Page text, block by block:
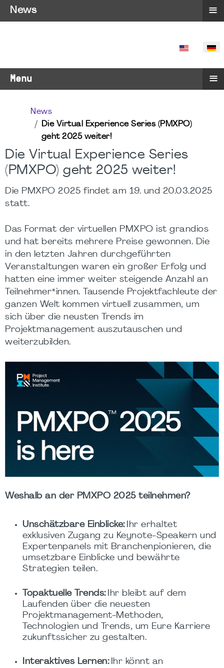
SPRACHE
Menu ≡
News
Die Virtual Experience Series (PMXPO)
geht 2025 weiter!
Die Virtual Experience Series
(PMXPO) geht 2025 weiter!
Die PMXPO 2025 findet am 19. und 20.03.2025
statt.
Das Format der virtuellen PMXPO ist grandios
und hat bereits mehrere Preise gewonnen. Die
in den letzten Jahren durchgeführten
Veranstaltungen waren ein großer Erfolg und
hatten eine immer weiter steigende Anzahl an
Teilnehmer*innen. Tausende Projektfachleute der
ganzen Welt kommen virtuell zusammen, um
sich über die neusten Trends im
Projektmanagement auszutauschen und
weiterzubilden.
Weshalb an der PMXPO 2025 teilnehmen?
Unschätzbare Einblicke:Ihr erhaltet
exklusiven Zugang zu Keynote-Speakern und
Expertenpanels mit Branchenpionieren, die
umsetzbare Einblicke und bewährte
Strategien teilen.
Topaktuelle Trends:Ihr bleibt auf dem
Laufenden über die neuesten
Projektmanagement-Methoden,
Technologien und Trends, um Eure Karriere
zukunftssicher zu gestalten.
Interaktives Lernen:Ihr könnt an
News ≡